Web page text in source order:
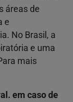
áreas de
e
No Brasil, a
e uma
mais
em caso de